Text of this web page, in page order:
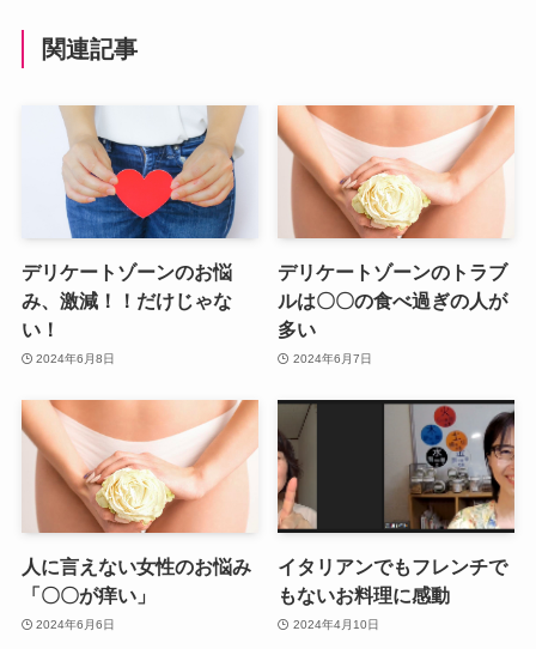
関連記事
デリケートゾーンのお悩
み、激減！！だけじゃな
い！
2024年6月8日
デリケートゾーンのトラブ
ルは〇〇の食べ過ぎの人が
多い
2024年6月7日
人に言えない女性のお悩み
「〇〇が痒い」
2024年6月6日
イタリアンでもフレンチで
もないお料理に感動
2024年4月10日